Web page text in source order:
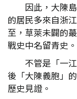
因此，大陳
的居民多來自浙
至，草萊未闢的
戰史中名留青史。
不管是「一
後「大陳義胞」
歷史見證。